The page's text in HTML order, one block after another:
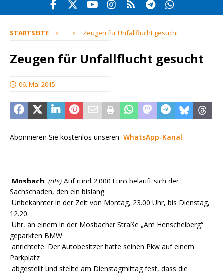
STARTSEITE Zeugen für Unfallflucht gesucht
Zeugen für Unfallflucht gesucht
06. Mai 2015
Abonnieren Sie kostenlos unseren WhatsApp-Kanal.
Mosbach. (ots) Auf rund 2.000 Euro beläuft sich der
Sachschaden, den ein bislang
Unbekannter in der Zeit von Montag, 23.00 Uhr, bis Dienstag,
12.20
Uhr, an einem in der Mosbacher Straße „Am Henschelberg“
geparkten BMW
anrichtete. Der Autobesitzer hatte seinen Pkw auf einem
Parkplatz
abgestellt und stellte am Dienstagmittag fest, dass die